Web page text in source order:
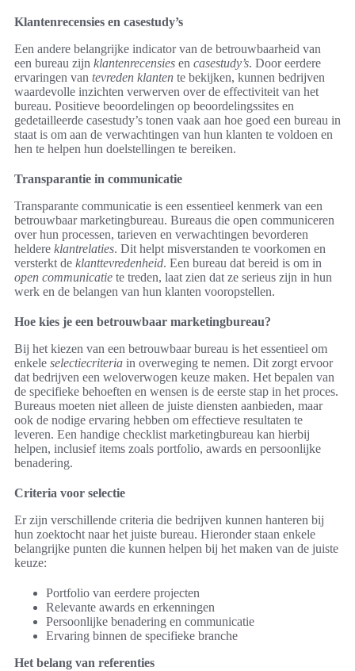
Klantenrecensies en casestudy’s
Een andere belangrijke indicator van de betrouwbaarheid van
een bureau zijn klantenrecensies en casestudy’s. Door eerdere
ervaringen van tevreden klanten te bekijken, kunnen bedrijven
waardevolle inzichten verwerven over de effectiviteit van het
bureau. Positieve beoordelingen op beoordelingssites en
gedetailleerde casestudy’s tonen vaak aan hoe goed een bureau in
staat is om aan de verwachtingen van hun klanten te voldoen en
hen te helpen hun doelstellingen te bereiken.
Transparantie in communicatie
Transparante communicatie is een essentieel kenmerk van een
betrouwbaar marketingbureau. Bureaus die open communiceren
over hun processen, tarieven en verwachtingen bevorderen
heldere klantrelaties. Dit helpt misverstanden te voorkomen en
versterkt de klanttevredenheid. Een bureau dat bereid is om in
open communicatie te treden, laat zien dat ze serieus zijn in hun
werk en de belangen van hun klanten vooropstellen.
Hoe kies je een betrouwbaar marketingbureau?
Bij het kiezen van een betrouwbaar bureau is het essentieel om
enkele selectiecriteria in overweging te nemen. Dit zorgt ervoor
dat bedrijven een weloverwogen keuze maken. Het bepalen van
de specifieke behoeften en wensen is de eerste stap in het proces.
Bureaus moeten niet alleen de juiste diensten aanbieden, maar
ook de nodige ervaring hebben om effectieve resultaten te
leveren. Een handige checklist marketingbureau kan hierbij
helpen, inclusief items zoals portfolio, awards en persoonlijke
benadering.
Criteria voor selectie
Er zijn verschillende criteria die bedrijven kunnen hanteren bij
hun zoektocht naar het juiste bureau. Hieronder staan enkele
belangrijke punten die kunnen helpen bij het maken van de juiste
keuze:
Portfolio van eerdere projecten
Relevante awards en erkenningen
Persoonlijke benadering en communicatie
Ervaring binnen de specifieke branche
Het belang van referenties